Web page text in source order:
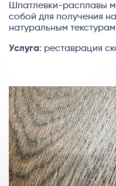
Шпатлевки-расплавы
собой для получения
натуральным
Услуга: реставрация